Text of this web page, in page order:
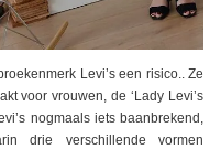
Levi’s een risico.. Ze
voor vrouwen, de ‘Lady Levi’s
nogmaals iets baanbrekend,
drie verschillende vormen